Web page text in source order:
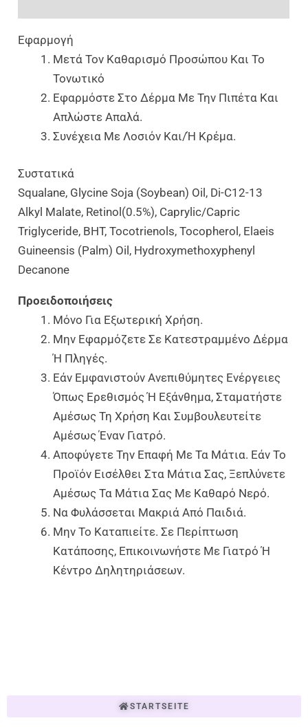
Εφαρμογή
Μετά Τον Καθαρισμό Προσώπου Και Το
Τονωτικό
Εφαρμόστε Στο Δέρμα Με Την Πιπέτα Και
Απλώστε Απαλά.
Συνέχεια Με Λοσιόν Και/ή Κρέμα.
Συστατικά
Squalane, Glycine Soja (Soybean) Oil, Di-C12-13
Alkyl Malate, Retinol(0.5%), Caprylic/Capric
Triglyceride, BHT, Tocotrienols, Tocopherol, Elaeis
Guineensis (Palm) Oil, Hydroxymethoxyphenyl
Decanone
Προειδοποιήσεις
Μόνο Για Εξωτερική Χρήση.
Μην Εφαρμόζετε Σε Κατεστραμμένο Δέρμα
Ή Πληγές.
Εάν Εμφανιστούν Ανεπιθύμητες Ενέργειες
Όπως Ερεθισμός Ή Εξάνθημα, Σταματήστε
Αμέσως Τη Χρήση Και Συμβουλευτείτε
Αμέσως Έναν Γιατρό.
Αποφύγετε Την Επαφή Με Τα Μάτια. Εάν Το
Προϊόν Εισέλθει Στα Μάτια Σας, Ξεπλύνετε
Αμέσως Τα Μάτια Σας Με Καθαρό Νερό.
Να Φυλάσσεται Μακριά Από Παιδιά.
Μην Το Καταπιείτε. Σε Περίπτωση
Κατάποσης, Επικοινωνήστε Με Γιατρό Ή
Κέντρο Δηλητηριάσεων.
STARTSEITE